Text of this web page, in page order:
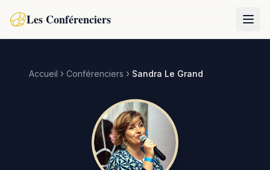
Les Conférenciers
Accueil Conférenciers Sandra Le Grand